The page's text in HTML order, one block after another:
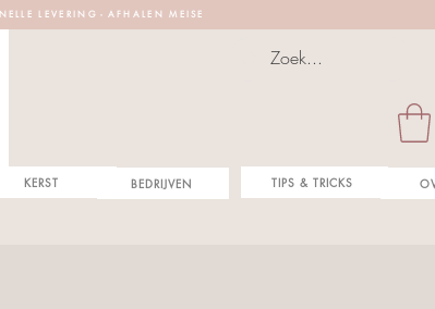
L L E L E V E R I N G - A F H A L E N M E I S E
BEDRIJVEN TIPS & TRICKS
KERST